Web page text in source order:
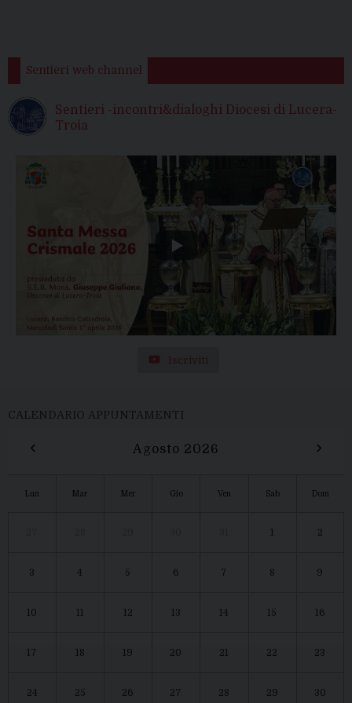
Sentieri web channel
Sentieri -incontri&dialoghi Diocesi di Lucera-
Troia
Iscriviti
CALENDARIO APPUNTAMENTI
‹ Agosto 2026 ›
Lun Mar Mer Gio Ven Sab Dom
2
3 4 5 6 7 8 9
10 12 13 14 15 16
17 18 19 20 21 22 23
24 25 26 27 28 29 30